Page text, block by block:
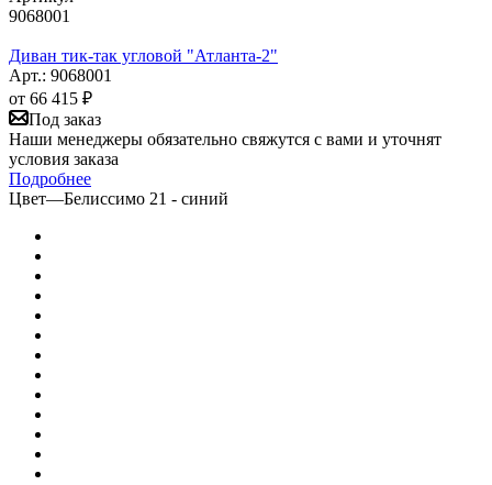
9068001
Диван тик-так угловой "Атланта-2"
Арт.: 9068001
от 66 415 ₽
Под заказ
Наши менеджеры обязательно свяжутся с вами и уточнят
условия заказа
Подробнее
Цвет—Белиссимо 21 - синий